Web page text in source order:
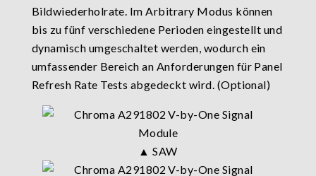
Bildwiederholrate. Im Arbitrary Modus können
bis zu fünf verschiedene Perioden eingestellt und
dynamisch umgeschaltet werden, wodurch ein
umfassender Bereich an Anforderungen für Panel
Refresh Rate Tests abgedeckt wird. (Optional)
▲ SAW